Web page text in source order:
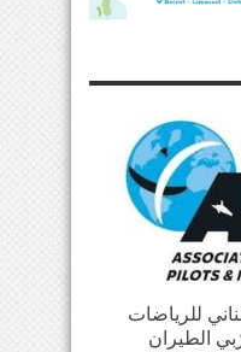
للرياضات
الطيران